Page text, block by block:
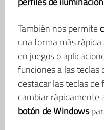
También nos permite
una forma más
en juegos o
funciones a las teclas
destacar las teclas
cambiar rápidamente
botón de Windows